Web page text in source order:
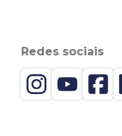
Redes sociais